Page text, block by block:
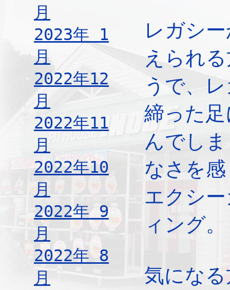
月
2023年 1
月
2022年12
月
2022年11
月
2022年10
月
2022年 9
月
2022年 8
月
レガシ
えられ
うで、
締った
んでし
なさを
エクシ
ィング。
気にな